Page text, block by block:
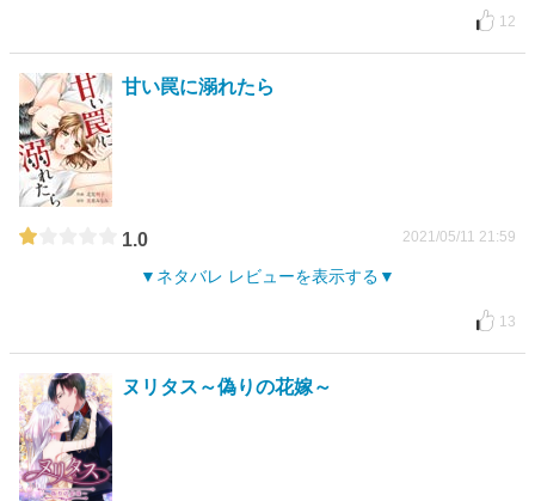
12
甘い罠に溺れたら
1.0 2021/05/11 21:59
ネタバレ レビューを表示する
13
ヌリタス～偽りの花嫁～